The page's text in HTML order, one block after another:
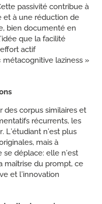
passivité contribue à
et à une réduction de
bien documenté en
que la facilité
actif
métacognitive laziness »
des corpus similaires et
récurrents, les
L’étudiant n’est plus
mais à
se déplace: elle n’est
maîtrise du prompt, ce
et l’innovation